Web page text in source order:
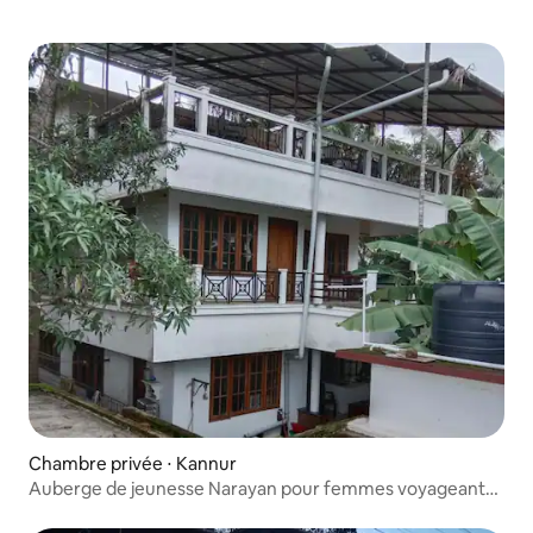
Chambre privée ⋅ Kannur
Auberge de jeunesse Narayan pour femmes voyageant